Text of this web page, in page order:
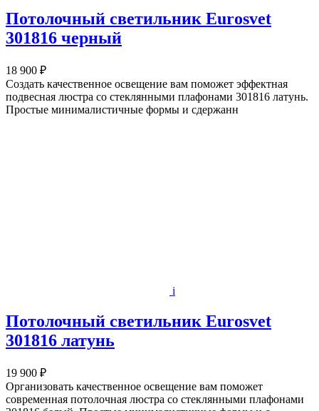
Потолочный светильник Eurosvet
301816 черный
18 900 ₽
Создать качественное освещение вам поможет эффектная
подвесная люстра со стеклянными плафонами 301816 латунь.
Простые минималистичные формы и сдержанн
i
Потолочный светильник Eurosvet
301816 латунь
19 900 ₽
Организовать качественное освещение вам поможет
современная потолочная люстра со стеклянными плафонами